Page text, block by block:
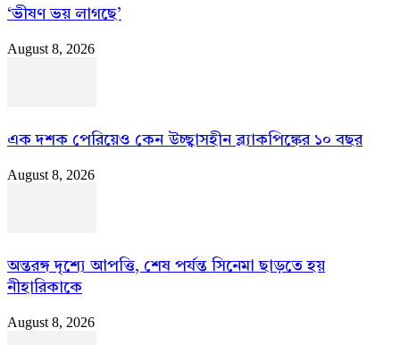
‘ভীষণ ভয় লাগছে’
August 8, 2026
এক দশক পেরিয়েও কেন উচ্ছ্বাসহীন ব্ল্যাকপিঙ্কের ১০ বছর
August 8, 2026
অন্তরঙ্গ দৃশ্যে আপত্তি, শেষ পর্যন্ত সিনেমা ছাড়তে হয়
নীহারিকাকে
August 8, 2026